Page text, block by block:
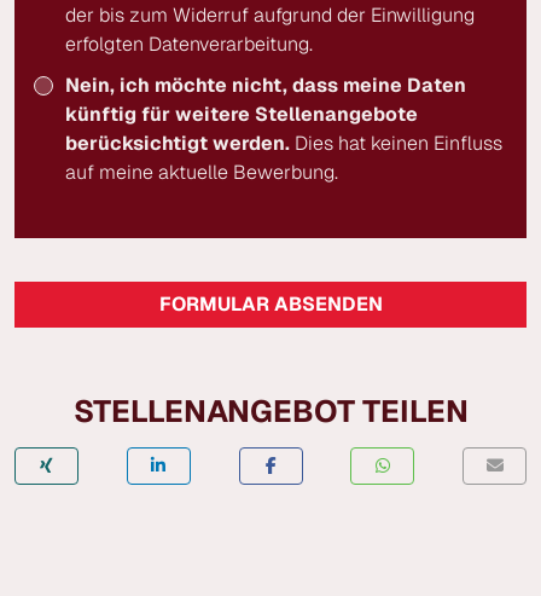
der bis zum Widerruf aufgrund der Einwilligung
erfolgten Datenverarbeitung.
Nein, ich möchte nicht, dass meine Daten
künftig für weitere Stellenangebote
berücksichtigt werden. Dies hat keinen Einfluss
auf meine aktuelle Bewerbung.
FORMULAR ABSENDEN
STELLENANGEBOT TEILEN